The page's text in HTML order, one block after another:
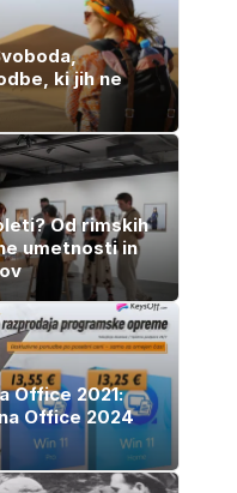
ki jih ne
Od rimskih
umetnosti in
Office 2021:
Office 2024